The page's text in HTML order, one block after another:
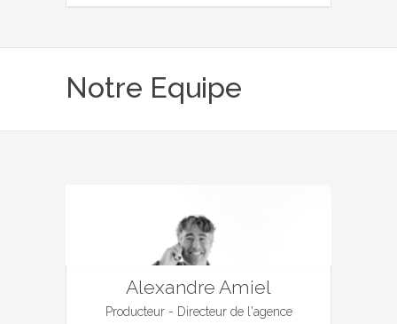
Notre Equipe
Alexandre Amiel
Producteur - Directeur de l'agence